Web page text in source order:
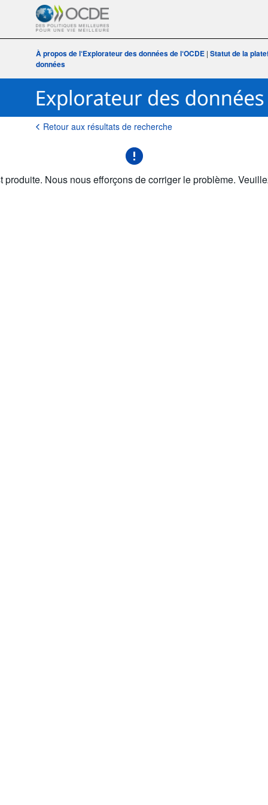
À propos de l‘Explorateur des données de l‘OCDE | Statut de la
données
Retour aux résultats de recherche
produite. Nous nous efforçons de corriger le problème.